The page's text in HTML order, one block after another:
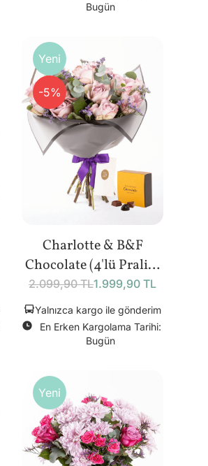
Bugün
Yeni
-5%
Charlotte & B&F
Chocolate (4'lü Pralin)
Bundle
2.099,90 TL1.999,90 TL
Yalnızca kargo ile gönderim
En Erken Kargolama Tarihi:
Bugün
Yeni